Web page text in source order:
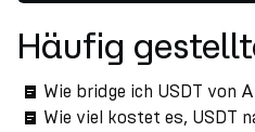
Häufig
Wie bridge ich USDT von
Wie viel kostet es, USDT